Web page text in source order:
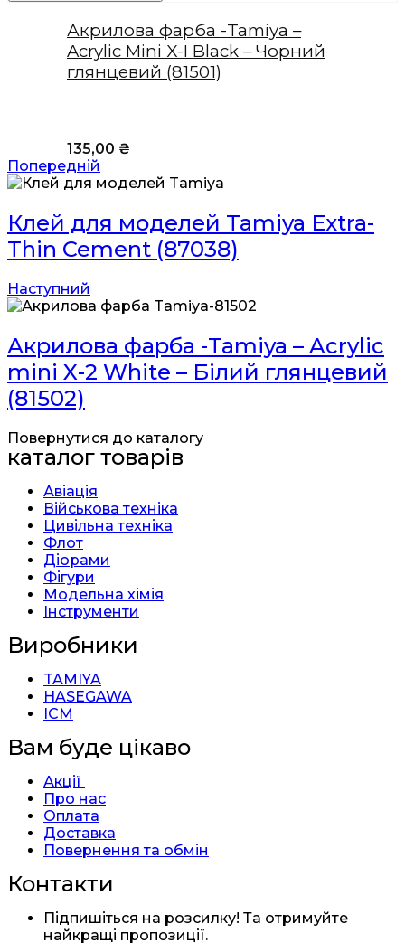
Акрилова фарба -Tamiya –
Acrylic Mini X-I Black – Чорний
глянцевий (81501)
135,00 ₴
Попередній
Клей для моделей Tamiya Extra-
Thin Cement (87038)
Наступний
Акрилова фарба -Tamiya – Acrylic
mini X-2 White – Білий глянцевий
(81502)
Повернутися до каталогу
каталог товарів
Авіація
Військова техніка
Цивільна техніка
Флот
Діорами
Фігури
Модельна хімія
Інструменти
Виробники
TAMIYA
HASEGAWA
ICM
Вам буде цікаво
Акції
Про нас
Оплата
Доставка
Повернення та обмін
Контакти
Підпишіться на розсилку! Та отримуйте
найкращі пропозиції.